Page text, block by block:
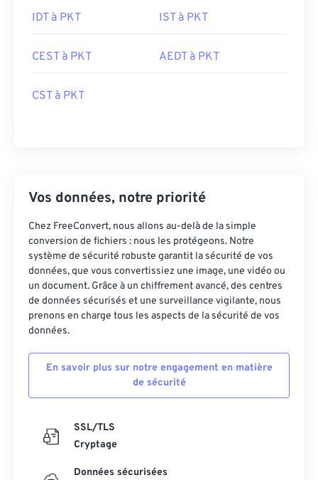
IDT à PKT IST à PKT
CEST à PKT AEDT à PKT
CST à PKT
Vos données, notre priorité
Chez FreeConvert, nous allons au-delà de la simple
conversion de fichiers : nous les protégeons. Notre
système de sécurité robuste garantit la sécurité de vos
données, que vous convertissiez une image, une vidéo ou
un document. Grâce à un chiffrement avancé, des centres
de données sécurisés et une surveillance vigilante, nous
prenons en charge tous les aspects de la sécurité de vos
données.
En savoir plus sur notre engagement en matière
de sécurité
SSL/TLS
Cryptage
Données sécurisées